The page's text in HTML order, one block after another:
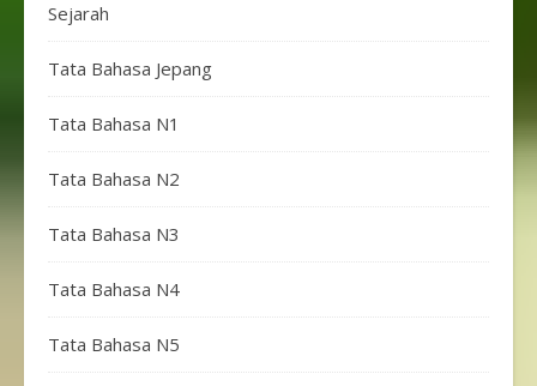
Sejarah
Tata Bahasa Jepang
Tata Bahasa N1
Tata Bahasa N2
Tata Bahasa N3
Tata Bahasa N4
Tata Bahasa N5